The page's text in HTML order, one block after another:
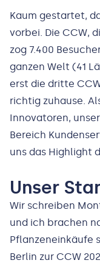
Kaum gestartet,
vorbei. Die CCW,
zog 7.400
ganzen Welt (41
erst die dritte
richtig zuhause.
Innovatoren,
Bereich
uns das Highlight
Unser
Wir schreiben
und ich brachen
Pflanzeneinkäufe
Berlin zur CCW